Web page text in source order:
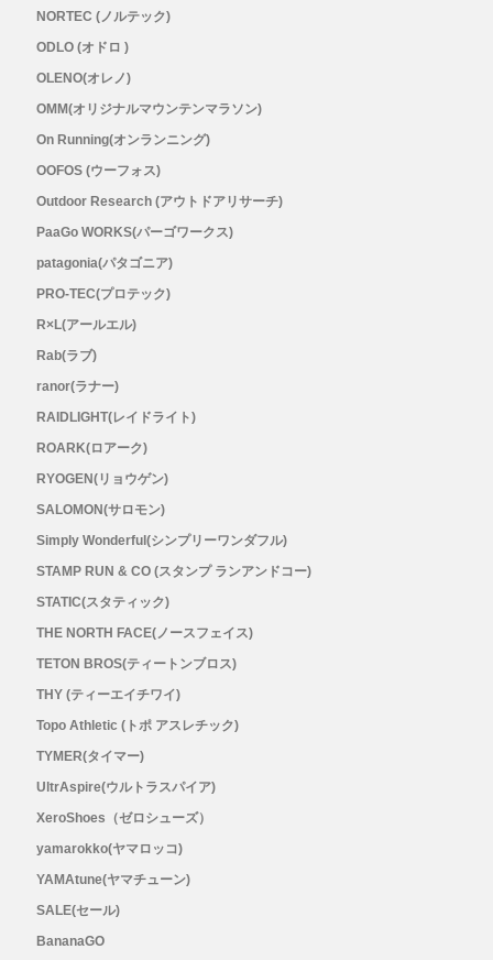
NORTEC (ノルテック)
ODLO (オドロ )
OLENO(オレノ)
OMM(オリジナルマウンテンマラソン)
On Running(オンランニング)
OOFOS (ウーフォス)
Outdoor Research (アウトドアリサーチ)
PaaGo WORKS(パーゴワークス)
patagonia(パタゴニア)
PRO-TEC(プロテック)
R×L(アールエル)
Rab(ラブ)
ranor(ラナー)
RAIDLIGHT(レイドライト)
ROARK(ロアーク)
RYOGEN(リョウゲン)
SALOMON(サロモン)
Simply Wonderful(シンプリーワンダフル)
STAMP RUN & CO (スタンプ ランアンドコー)
STATIC(スタティック)
THE NORTH FACE(ノースフェイス)
TETON BROS(ティートンブロス)
THY (ティーエイチワイ)
Topo Athletic (トポ アスレチック)
TYMER(タイマー)
UltrAspire(ウルトラスパイア)
XeroShoes（ゼロシューズ）
yamarokko(ヤマロッコ)
YAMAtune(ヤマチューン)
SALE(セール)
BananaGO